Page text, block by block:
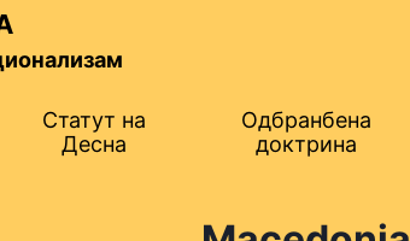
Статут на
Десна
Одбранбена
доктрина